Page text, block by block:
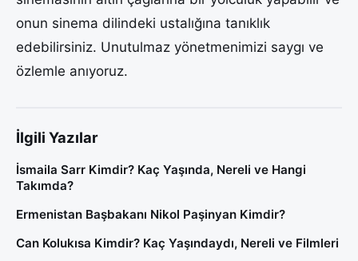
onun sinema dilindeki ustalığına tanıklık
edebilirsiniz. Unutulmaz yönetmenimizi saygı ve
özlemle anıyoruz.
İlgili Yazılar
İsmaila Sarr Kimdir? Kaç Yaşında, Nereli ve Hangi
Takımda?
Ermenistan Başbakanı Nikol Paşinyan Kimdir?
Can Kolukısa Kimdir? Kaç Yaşındaydı, Nereli ve Filmleri